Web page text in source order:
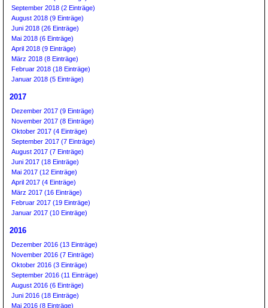
September 2018 (2 Einträge)
August 2018 (9 Einträge)
Juni 2018 (26 Einträge)
Mai 2018 (6 Einträge)
April 2018 (9 Einträge)
März 2018 (8 Einträge)
Februar 2018 (18 Einträge)
Januar 2018 (5 Einträge)
2017
Dezember 2017 (9 Einträge)
November 2017 (8 Einträge)
Oktober 2017 (4 Einträge)
September 2017 (7 Einträge)
August 2017 (7 Einträge)
Juni 2017 (18 Einträge)
Mai 2017 (12 Einträge)
April 2017 (4 Einträge)
März 2017 (16 Einträge)
Februar 2017 (19 Einträge)
Januar 2017 (10 Einträge)
2016
Dezember 2016 (13 Einträge)
November 2016 (7 Einträge)
Oktober 2016 (3 Einträge)
September 2016 (11 Einträge)
August 2016 (6 Einträge)
Juni 2016 (18 Einträge)
Mai 2016 (8 Einträge)